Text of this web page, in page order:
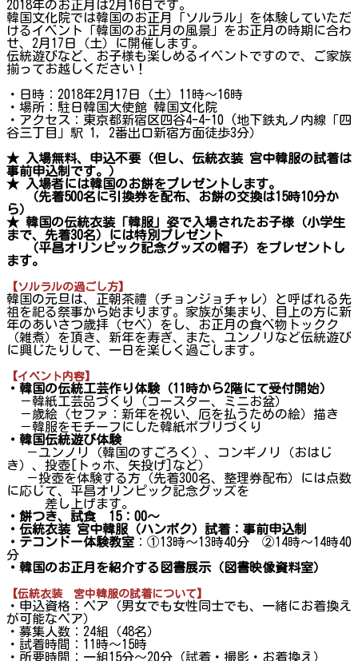
2018年のお正月は2月16日です。
韓国文化院では韓国のお正月「ソルラル」を体験していただ
けるイベント「韓国のお正月の風景」をお正月の時期に合わ
せ、2月17日（土）に開催します。
伝統遊びなど、お子様も楽しめるイベントですので、ご家族
揃ってお越しください！
・日時：2018年2月17日（土）11時～16時
・場所：駐日韓国大使館 韓国文化院
・アクセス：東京都新宿区四谷4-4-10 (地下鉄丸ノ内線「四
谷三丁目」駅 1，2番出口新宿方面徒歩3分）
★ 入場無料、申込不要（但し、伝統衣装 宮中韓服の試着は
事前申込制です。）
★ 入場者には韓国のお餅をプレゼントします。
（先着500名に引換券を配布、お餅の交換は15時10分か
ら）
★ 韓国の伝統衣装「韓服」姿で入場されたお子様（小学生
まで、先着30名）には特別プレゼント
（平昌オリンピック記念グッズの帽子）をプレゼントし
ます。
【ソルラルの過ごし方】
韓国の元旦は、正朝茶禮（チョンジョチャレ）と呼ばれる先
祖を祀る祭事から始まります。家族が集まり、目上の方に新
年のあいさつ歳拝（セベ）をし、お正月の食べ物トックク
（雑煮）を頂き、新年を寿ぎ、また、ユンノリなど伝統遊び
に興じたりして、一日を楽しく過ごします。
【イベント内容】
・韓国の伝統工芸作り体験（11時から2階にて受付開始）
－韓紙工芸品づくり（コースター、ミニお盆）
－歳絵（セファ：新年を祝い、厄を払うための絵）描き
－韓服をモチーフにした韓紙ポプリづくり
・韓国伝統遊び体験
－ユンノリ（韓国のすごろく）、コンギノリ（おはじ
き）、投壺[トゥホ、矢投げ]など）
－投壺を体験する方（先着300名、整理券配布）には点数
に応じて、平昌オリンピック記念グッズを
差し上げます。
・餅つき、試食 15：00～
・伝統衣装 宮中韓服（ハンボク）試着：事前申込制
・テコンドー体験教室 ：①13時～13時40分 ②14時～14時40
分
・韓国のお正月を紹介する図書展示（図書映像資料室）
【伝統衣装 宮中韓服の試着について】
・申込資格：ペア（男女でも女性同士でも、一緒にお着換え
が可能なペア）
・募集人数：24組（48名）
・試着時間：11時～15時
・所要時間：一組15分～20分（試着・撮影・お着換え）